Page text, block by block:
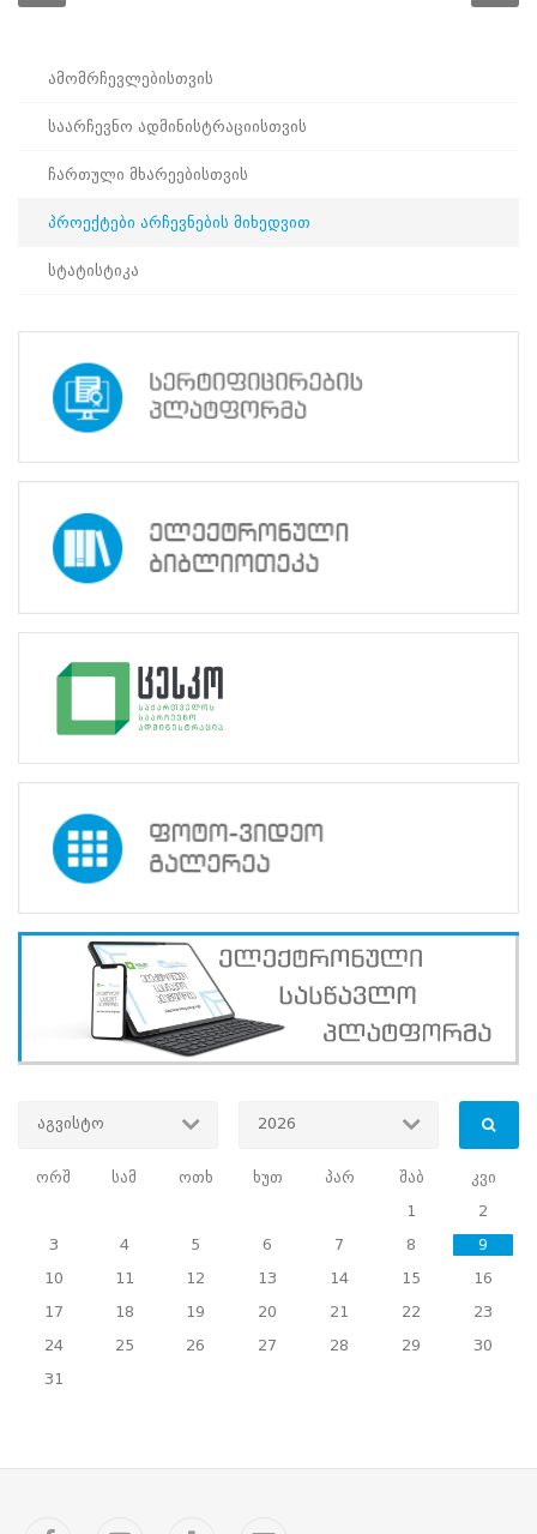
სტატისტიკა
2024 წლის 26
ოქტომბრის
სწავლების
ცენტრმა
პენიტენციური
სამსახურის
წარმომადგენლებთან
საინფორმაციო
შეხვედრა
გამართა
15.10.2024
სასწავლო
პროექტები
სწავლების
ცენტრის
დირექტორი
მონიტორინგის
ორგანიზაციების
ევროპული
ქსელის
(ENEMO)
საარჩევნო
ანალიტიკოსს
შეხვდა
პარტნიორობა
შეხვედრა
სახალხო
დამცველთან
ამომრჩევლებისთვის
საარჩევნო ადმინისტრაციისთვის
ჩართული მხარეებისთვის
პროექტები არჩევნების მიხედვით
სტატისტიკა
აგვისტო 2026
ორშ სამ ოთხ ხუთ პარ შაბ
კვი
1
2
3
4 5 6 7 8
9
10
11 12 13 14 15
16
17
18 19 20 21 22
23
24
25 26 27 28 29
30
31